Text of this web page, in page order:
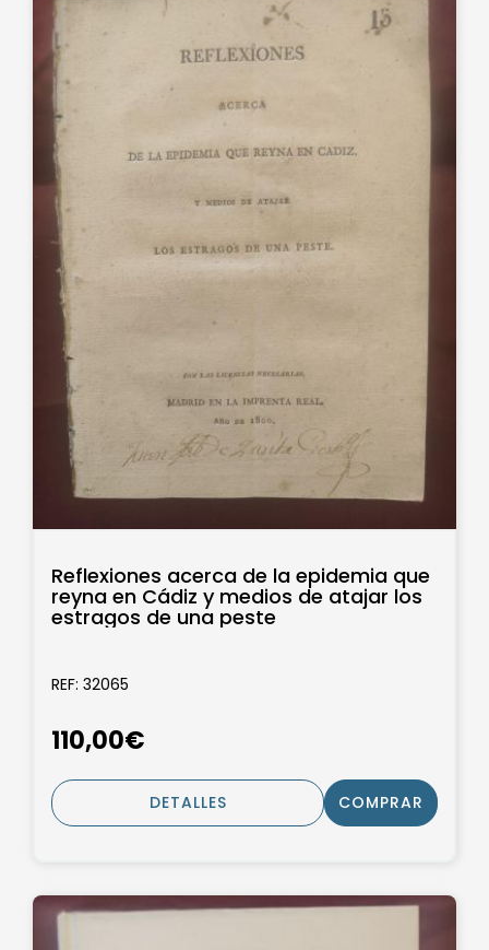
Reflexiones acerca de la epidemia que
reyna en Cádiz y medios de atajar los
estragos de una peste
REF: 32065
110,00€
DETALLES COMPRAR